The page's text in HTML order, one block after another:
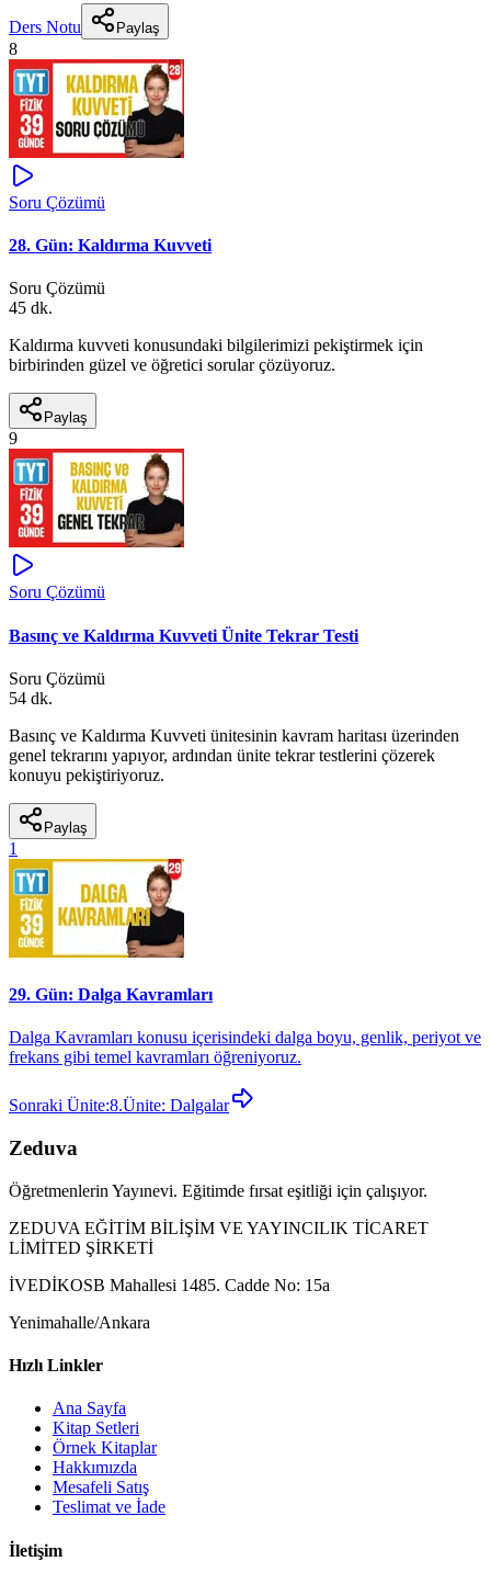
Ders Notu Paylaş
8
Soru Çözümü
28. Gün: Kaldırma Kuvveti
Soru Çözümü
45 dk.
Kaldırma kuvveti konusundaki bilgilerimizi pekiştirmek için
birbirinden güzel ve öğretici sorular çözüyoruz.
Paylaş
9
Soru Çözümü
Basınç ve Kaldırma Kuvveti Ünite Tekrar Testi
Soru Çözümü
54 dk.
Basınç ve Kaldırma Kuvveti ünitesinin kavram haritası üzerinden
genel tekrarını yapıyor, ardından ünite tekrar testlerini çözerek
konuyu pekiştiriyoruz.
Paylaş
1
29. Gün: Dalga Kavramları
Dalga Kavramları konusu içerisindeki dalga boyu, genlik, periyot ve
frekans gibi temel kavramları öğreniyoruz.
Sonraki Ünite:8.Ünite: Dalgalar
Zeduva
Öğretmenlerin Yayınevi. Eğitimde fırsat eşitliği için çalışıyor.
ZEDUVA EĞİTİM BİLİŞİM VE YAYINCILIK TİCARET
LİMİTED ŞİRKETİ
İVEDİKOSB Mahallesi 1485. Cadde No: 15a
Yenimahalle/Ankara
Hızlı Linkler
Ana Sayfa
Kitap Setleri
Örnek Kitaplar
Hakkımızda
Mesafeli Satış
Teslimat ve İade
İletişim